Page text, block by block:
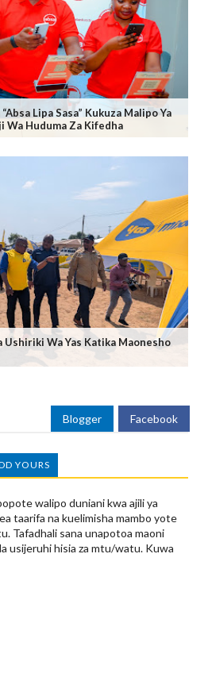
Lipa Sasa” Kukuza Malipo Ya
Huduma Za Kifedha
Ushiriki Wa Yas Katika Maonesho
Blogger Facebook
YOURS
walipo duniani kwa ajili ya
taarifa na kuelimisha mambo yote
Tafadhali sana unapotoa maoni
usijeruhi hisia za mtu/watu. Kuwa